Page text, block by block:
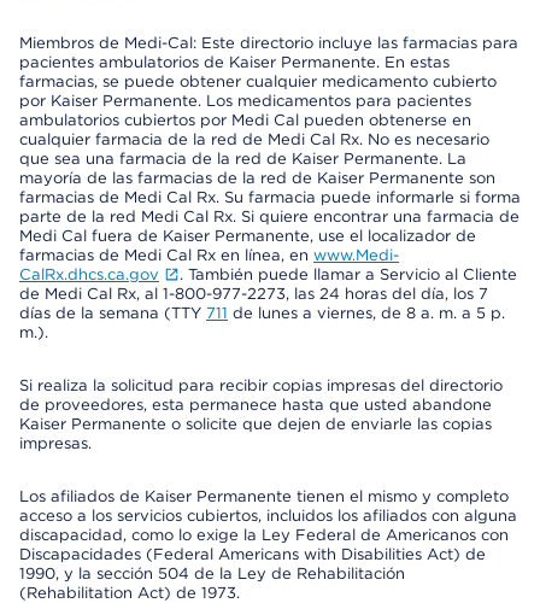
Miembros de Medi-Cal: Este directorio incluye las farmacias para
pacientes ambulatorios de Kaiser Permanente. En estas
farmacias, se puede obtener cualquier medicamento cubierto
por Kaiser Permanente. Los medicamentos para pacientes
ambulatorios cubiertos por Medi Cal pueden obtenerse en
cualquier farmacia de la red de Medi Cal Rx. No es necesario
que sea una farmacia de la red de Kaiser Permanente. La
mayoría de las farmacias de la red de Kaiser Permanente son
farmacias de Medi Cal Rx. Su farmacia puede informarle si forma
parte de la red Medi Cal Rx. Si quiere encontrar una farmacia de
Medi Cal fuera de Kaiser Permanente, use el localizador de
farmacias de Medi Cal Rx en línea, en www.Medi-
CalRx.dhcs.ca.gov
. También puede llamar a Servicio al Cliente
de Medi Cal Rx, al 1-800-977-2273, las 24 horas del día, los 7
días de la semana (TTY 711 de lunes a viernes, de 8 a. m. a 5 p.
m.).
Si realiza la solicitud para recibir copias impresas del directorio
de proveedores, esta permanece hasta que usted abandone
Kaiser Permanente o solicite que dejen de enviarle las copias
impresas.
Los afiliados de Kaiser Permanente tienen el mismo y completo
acceso a los servicios cubiertos, incluidos los afiliados con alguna
discapacidad, como lo exige la Ley Federal de Americanos con
Discapacidades (Federal Americans with Disabilities Act) de
1990, y la sección 504 de la Ley de Rehabilitación
(Rehabilitation Act) de 1973.